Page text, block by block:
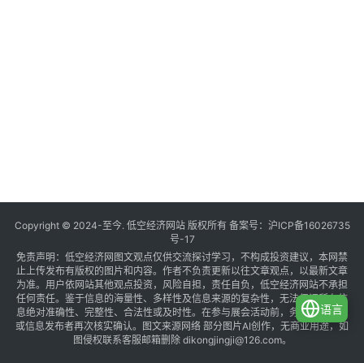
Copyright © 2024-至今. 低空经济网站 版权所有 备案号： 沪ICP备16026735
号-17
免责声明：低空经济网图文观点仅供交流探讨学习，不构成投资建议，本网禁
止上传发布有版权的图片和内容。作者不负责更新以往文章观点，以最新文章
为准。用户依网站其他观点投资，风险自担，责任自负，低空经济网站不承担
任何责任。鉴于信息的海量性、多样性及信息来源的复杂性，无法保证所有信
息绝对准确性、完整性、合法性或及时性。在参与展会活动前，务必与组织方
或信息发布者再次核实确认。图文来源网络 部分图片AI创作，无商业用途，如
图侵权联系客服邮箱删除 dikongjingji@126.com。
语言